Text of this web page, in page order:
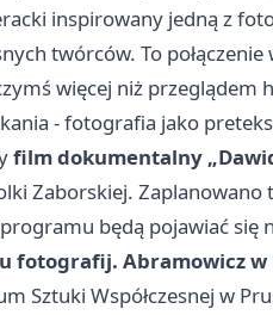
inspirowany jedną z
twórców. To
więcej niż przeglądem
- fotografia jako
film dokumentalny
Zaborskiej.
będą pojawiać się
u fotografij. Abramowicz
Sztuki Współczesnej w